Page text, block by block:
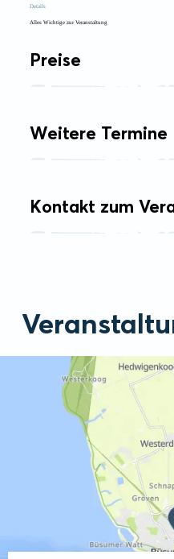
Details
Alles Wichtige zur Veranstaltung
Preise
Weitere Termine
Kontakt zum